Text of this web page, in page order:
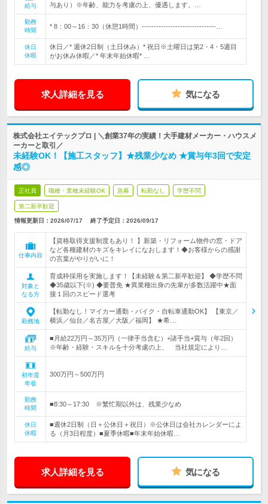
給与
与あり）※年齢、能力を考慮の上、優遇します。…
勤務
時間
* 8：00～16：30（休憩1時間）-------------------------------…
休日
休暇
休日／* 週休2日制（土日休み）* 祝日※土曜日は第2・4・5週目
がお休み休暇／* 年末年始休暇* …
求人詳細を見る 気になる
株式会社エイテックプロ | ＼創業37年の実績！大手建材メーカー・ハウスメ
ーカーと取引／
未経験OK！【施工スタッフ】★残業少なめ ★賞与年3回で安定
感◎
正社員 職種・業種未経験OK 急募 転勤なし 学歴不問
第二新卒歓迎
情報更新日：2026/07/17 終了予定日： 2026/09/17
仕事内容
【資格取得支援制度もあり！ 】新築・リフォーム物件の窓・ドア
など各種建材のキズをキレイになおします！◆お客様からの感謝
の言葉がやりがいに！
対象と
なる方
育成枠採用を実施します！【未経験＆第二新卒歓迎】 ◆学歴不問
◆35歳以下(※) ◆要普免 ★異業種出身の先輩が多数活躍中★面
接１回のスピード選考
勤務地
【転勤なし！マイカー通勤・バイク・自転車通勤OK】 【東京／
横浜／仙台／名古屋／大阪／福岡】 ★希…
給与
■月給22万円～35万円（一律手当含む）+諸手当+賞与（年2回）
※年齢・経験・スキルを十分考慮の上、 当社規定により…
初年度
年収
300万円～500万円
勤務
時間
■8:30～17:30 ※繁忙期以外は、残業少なめ
休日
休暇
■週休2日制（日＋公休日＋祝日）※公休日は会社カレンダーによ
る（月3日程度）■夏季休暇■年末年始休暇…
求人詳細を見る 気になる